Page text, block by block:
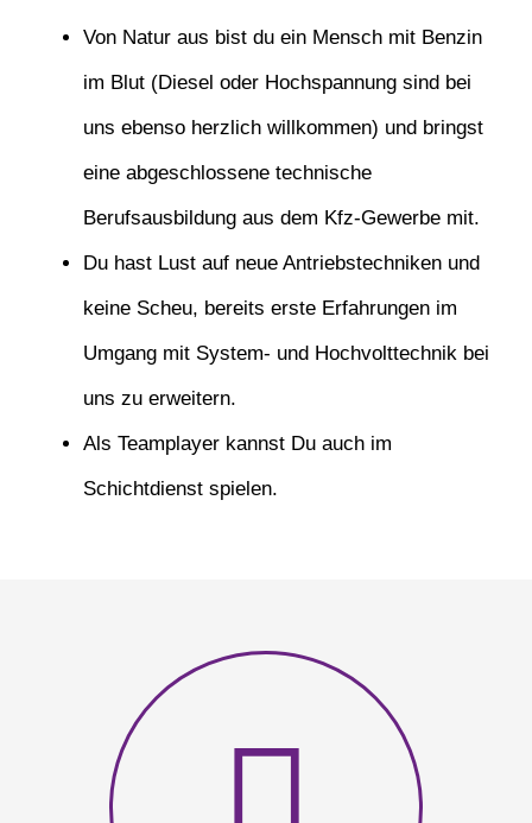
Von Natur aus bist du ein Mensch mit Benzin
im Blut (Diesel oder Hochspannung sind bei
uns ebenso herzlich willkommen) und bringst
eine abgeschlossene technische
Berufsausbildung aus dem Kfz-Gewerbe mit.
Du hast Lust auf neue Antriebstechniken und
keine Scheu, bereits erste Erfahrungen im
Umgang mit System- und Hochvolttechnik bei
uns zu erweitern.
Als Teamplayer kannst Du auch im
Schichtdienst spielen.